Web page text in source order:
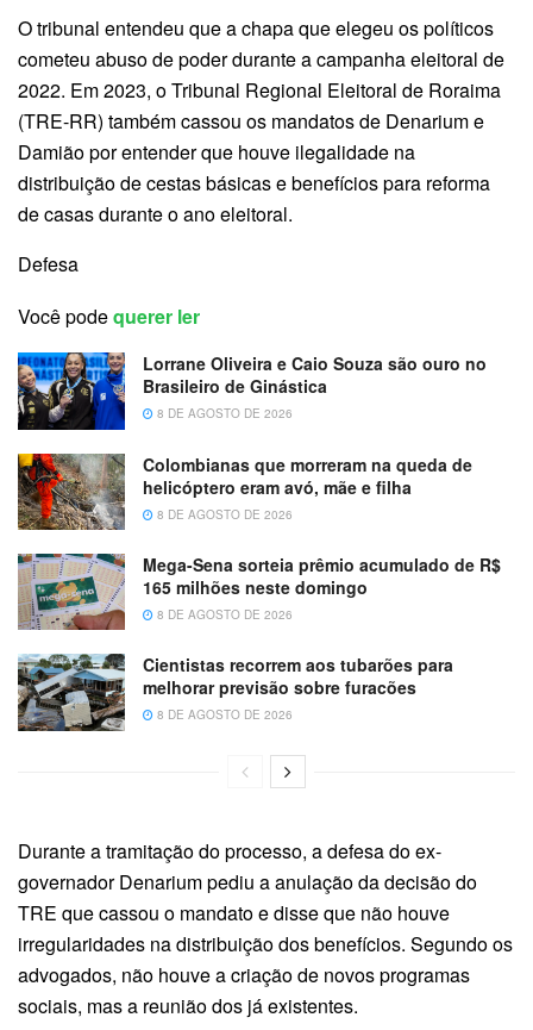
O tribunal entendeu que a chapa que elegeu os políticos
cometeu abuso de poder durante a campanha eleitoral de
2022. Em 2023, o Tribunal Regional Eleitoral de Roraima
(TRE-RR) também cassou os mandatos de Denarium e
Damião por entender que houve ilegalidade na
distribuição de cestas básicas e benefícios para reforma
de casas durante o ano eleitoral.
Defesa
Você podequerer ler
Lorrane Oliveira e Caio Souza são ouro no
Brasileiro de Ginástica
8 DE AGOSTO DE 2026
Colombianas que morreram na queda de
helicóptero eram avó, mãe e filha
8 DE AGOSTO DE 2026
Mega-Sena sorteia prêmio acumulado de R$
165 milhões neste domingo
8 DE AGOSTO DE 2026
Cientistas recorrem aos tubarões para
melhorar previsão sobre furacões
8 DE AGOSTO DE 2026
Durante a tramitação do processo, a defesa do ex-
governador Denarium pediu a anulação da decisão do
TRE que cassou o mandato e disse que não houve
irregularidades na distribuição dos benefícios. Segundo os
advogados, não houve a criação de novos programas
sociais, mas a reunião dos já existentes.